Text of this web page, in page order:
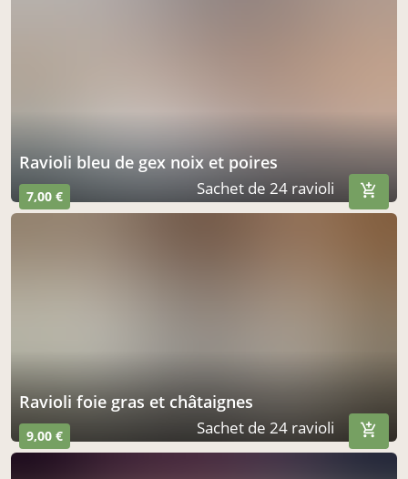
ravioli bleu de gex noix et poires
7,00 € Sachet de 24 ravioli
ravioli foie gras et châtaignes
9,00 € Sachet de 24 ravioli